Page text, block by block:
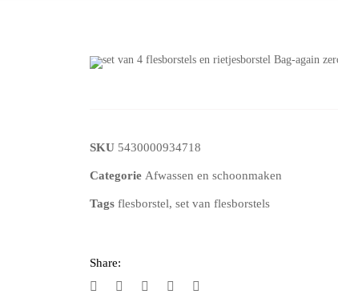
SKU 5430000934718
Categorie Afwassen en schoonmaken
Tags flesborstel, set van flesborstels
Share: